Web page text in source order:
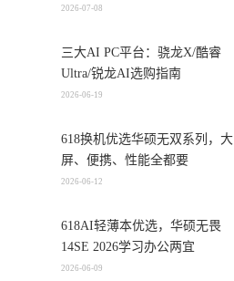
机搞定
2026-07-08
三大AI PC平台：骁龙X/酷睿
Ultra/锐龙AI选购指南
2026-06-19
618换机优选华硕无双系列，大
屏、便携、性能全都要
2026-06-12
618AI轻薄本优选，华硕无畏
14SE 2026学习办公两宜
2026-06-09